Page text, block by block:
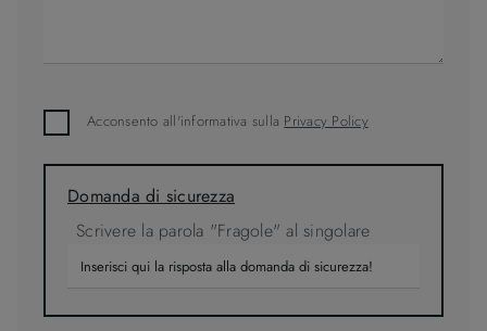
Acconsento all'informativa sulla Privacy Policy
Domanda di sicurezza
Scrivere la parola "Fragole" al singolare